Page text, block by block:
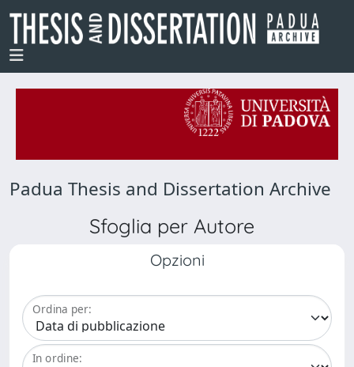
Padua Thesis and Dissertation Archive
Sfoglia per Autore
Opzioni
Ordina per:
In ordine: